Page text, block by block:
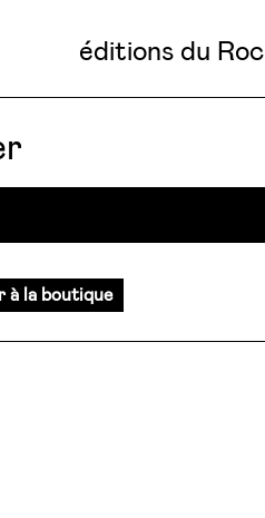
éditions du Roc
à la boutique